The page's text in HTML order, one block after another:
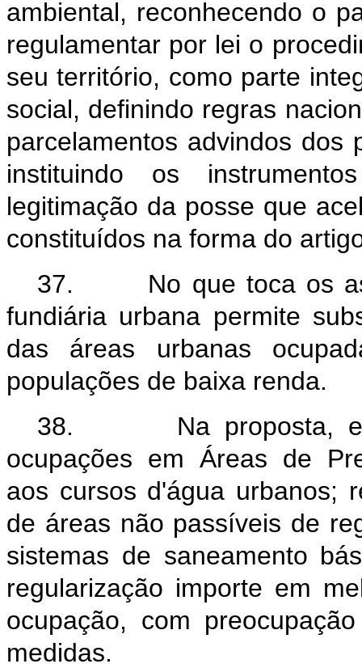
ambiental, reconhecendo o
regulamentar por lei o
seu território, como parte
social, definindo regras
parcelamentos advindos dos
instituindo os
legitimação da posse que
constituídos na forma do
37. No que toca os
fundiária urbana permite
das áreas urbanas
populações de baixa renda.
38. Na proposta,
ocupações em Áreas de
aos cursos d'água urbanos;
de áreas não passíveis de
sistemas de saneamento
regularização importe em
ocupação, com
medidas.